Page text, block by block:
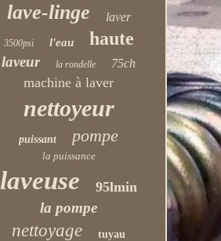
lave-linge laver
3500psi l'eau haute
laveur la rondelle 75ch
machine à laver
nettoyeur
puissant pompe
la puissance
laveuse 95lmin
la pompe
nettoyage tuyau